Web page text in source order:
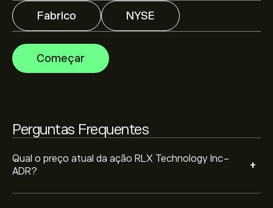
Fabrico NYSE
Começar
Perguntas Frequentes
Qual o preço atual da ação RLX Technology Inc-
ADR?
+
Os analistas oferecem previsões para RLX Technology
Inc-ADR com base em tendências de mercado,
relatórios financeiros e projeções de crescimento.
Descubra a previsão mais recente para os movimentos
futuros dos preços.
Com base nas recomendações de 0 analistas sobre